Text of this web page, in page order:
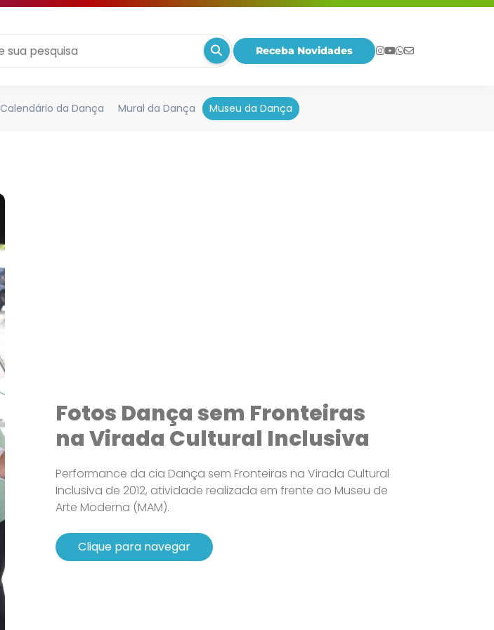
Receba Novidades
Calendário da Dança Mural da Dança Museu da Dança
Fotos Dança sem Fronteiras
na Virada Cultural Inclusiva
Performance da cia Dança sem Fronteiras na Virada Cultural
Inclusiva de 2012, atividade realizada em frente ao Museu de
Arte Moderna (MAM).
Clique para navegar